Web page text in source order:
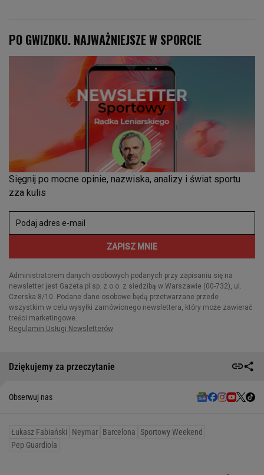
Dziękujemy za przeczytanie
Obserwuj nas
Łukasz Fabiański Neymar Barcelona Sportowy Weekend
Pep Guardiola